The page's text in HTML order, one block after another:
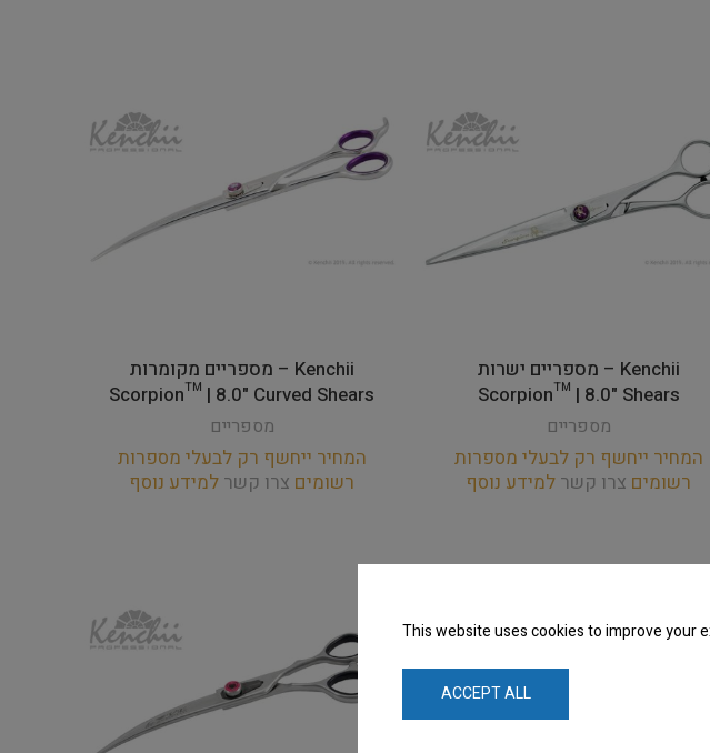
Kenchii – מספריים ישרות
Scorpion™ | 8.0" Shears
מספריים
המחיר ייחשף רק לבעלי מספרות
רשומים צרו קשר למידע נוסף
Kenchii – מספריים מקומרות
Scorpion™ | 8.0" Curved Shears
מספריים
המחיר ייחשף רק לבעלי מספרות
רשומים צרו קשר למידע נוסף
This website uses cookies to improve your
ACCEPT ALL